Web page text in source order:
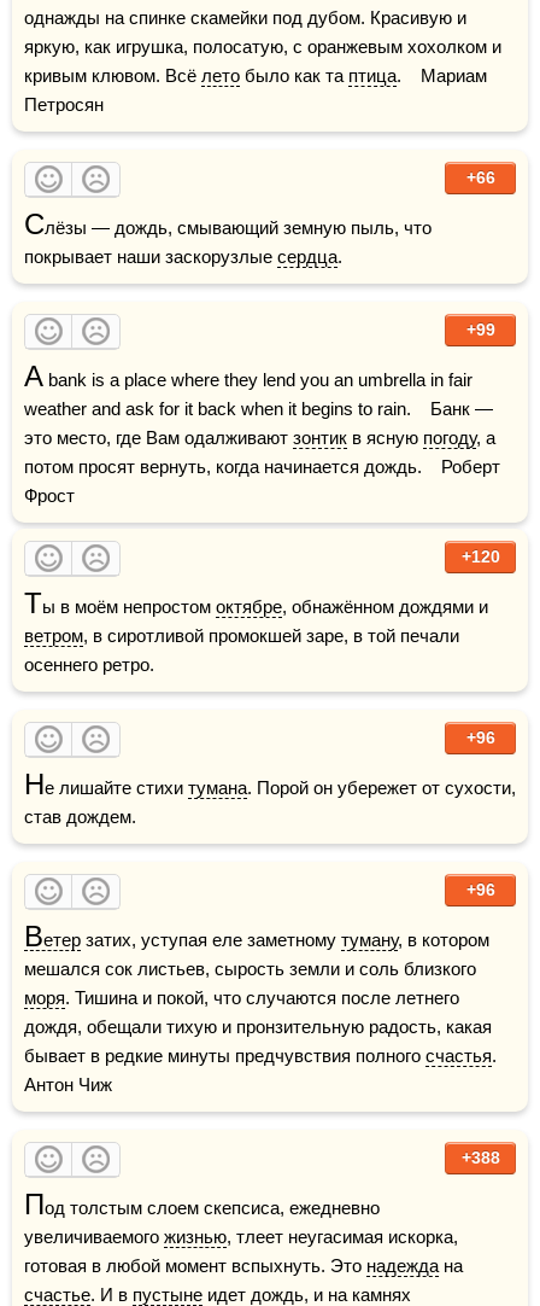
однажды на спинке скамейки под дубом. Красивую и
яркую, как игрушка, полосатую, с оранжевым хохолком и
кривым клювом. Всё лето было как та птица.    Мариам
Петросян
+66
Слёзы — дождь, смывающий земную пыль, что
покрывает наши заскорузлые сердца.
+99
A bank is a place where they lend you an umbrella in fair
weather and ask for it back when it begins to rain.    Банк —
это место, где Вам одалживают зонтик в ясную погоду, а
потом просят вернуть, когда начинается дождь.    Роберт
Фрост
+120
Ты в моём непростом октябре
ветром, в сиротливой промокшей заре, в той печали
осеннего ретро.
+96
Не лишайте стихи тумана. Порой он убережет от сухости,
став дождем.
+96
Ветер затих, уступая еле заметному туману, в котором
моря. Тишина и покой, что случаются после летнего
дождя, обещали тихую и пронзительную радость, какая
бывает в редкие минуты предчувствия полного счастья.
Антон Чиж
+388
Под толстым слоем скепсиса, ежедневно
увеличиваемого жизнью, тлеет неугасимая искорка,
готовая в любой момент вспыхнуть. Это надежда
счастье. И в пустыне идет дождь, и на камнях